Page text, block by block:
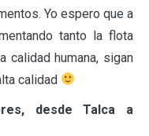
Yo espero que a
tanto la flota
calidad humana, sigan
calidad
desde Talca a